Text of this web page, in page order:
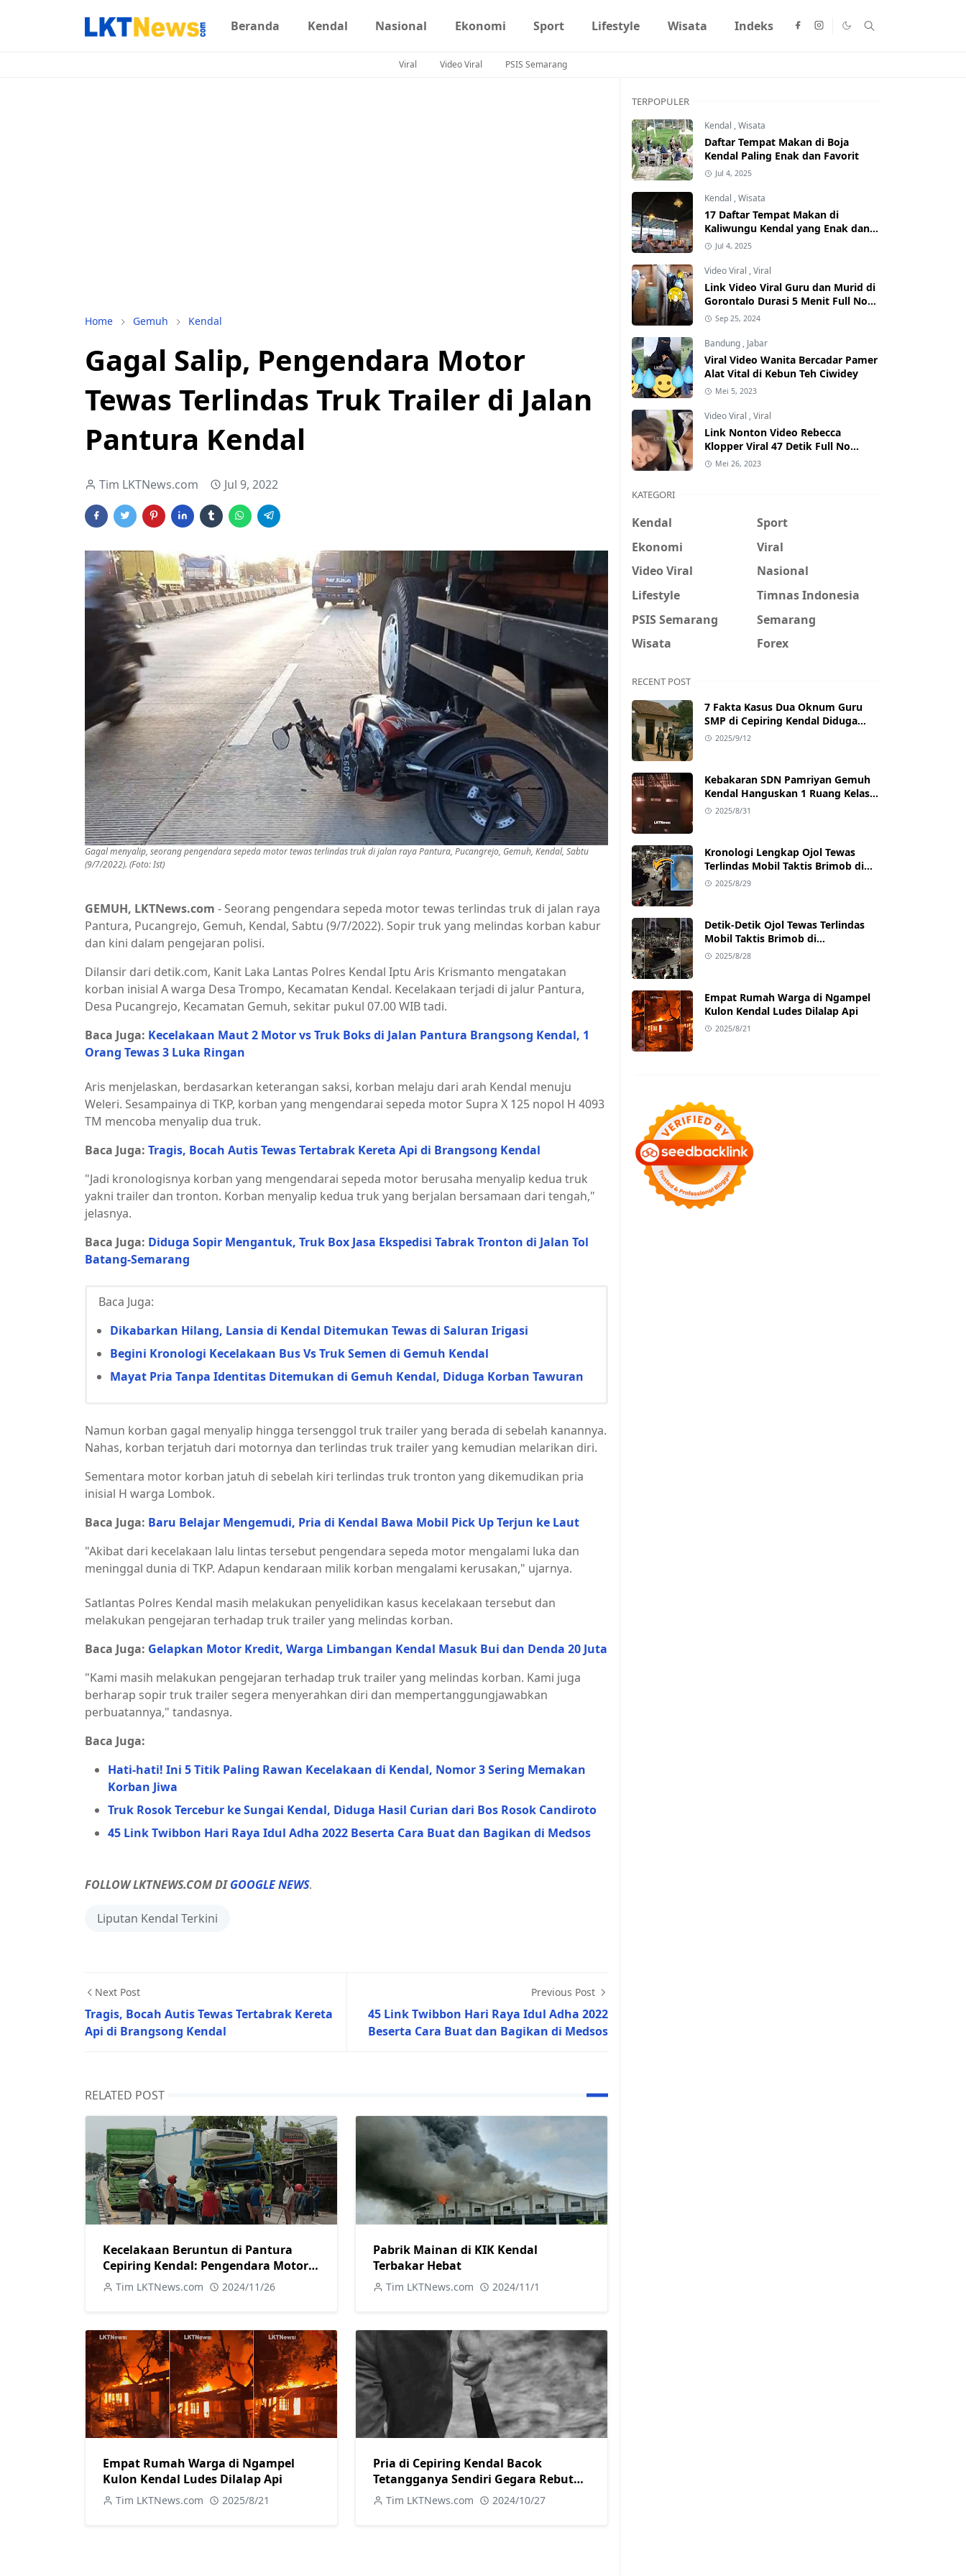
Beranda Kendal Nasional Ekonomi Sport Lifestyle Wisata Indeks
Viral Video Viral PSIS Semarang
Home Gemuh Kendal
Gagal Salip, Pengendara Motor
Tewas Terlindas Truk Trailer di Jalan
Pantura Kendal
Tim LKTNews.com Jul 9, 2022
Gagal menyalip, seorang pengendara sepeda motor tewas terlindas truk di jalan raya Pantura, Pucangrejo, Gemuh, Kendal, Sabtu
(9/7/2022). (Foto: Ist)
GEMUH, LKTNews.com - Seorang pengendara sepeda motor tewas terlindas truk di jalan raya
Pantura, Pucangrejo, Gemuh, Kendal, Sabtu (9/7/2022). Sopir truk yang melindas korban kabur
dan kini dalam pengejaran polisi.
Dilansir dari detik.com, Kanit Laka Lantas Polres Kendal Iptu Aris Krismanto mengatakan
korban inisial A warga Desa Trompo, Kecamatan Kendal. Kecelakaan terjadi di jalur Pantura,
Desa Pucangrejo, Kecamatan Gemuh, sekitar pukul 07.00 WIB tadi.
Baca Juga: Kecelakaan Maut 2 Motor vs Truk Boks di Jalan Pantura Brangsong Kendal, 1
Orang Tewas 3 Luka Ringan
Aris menjelaskan, berdasarkan keterangan saksi, korban melaju dari arah Kendal menuju
Weleri. Sesampainya di TKP, korban yang mengendarai sepeda motor Supra X 125 nopol H 4093
TM mencoba menyalip dua truk.
Baca Juga: Tragis, Bocah Autis Tewas Tertabrak Kereta Api di Brangsong Kendal
"Jadi kronologisnya korban yang mengendarai sepeda motor berusaha menyalip kedua truk
yakni trailer dan tronton. Korban menyalip kedua truk yang berjalan bersamaan dari tengah,"
jelasnya.
Baca Juga: Diduga Sopir Mengantuk, Truk Box Jasa Ekspedisi Tabrak Tronton di Jalan Tol
Batang-Semarang
Baca Juga:
Dikabarkan Hilang, Lansia di Kendal Ditemukan Tewas di Saluran Irigasi
Begini Kronologi Kecelakaan Bus Vs Truk Semen di Gemuh Kendal
Mayat Pria Tanpa Identitas Ditemukan di Gemuh Kendal, Diduga Korban Tawuran
Namun korban gagal menyalip hingga tersenggol truk trailer yang berada di sebelah kanannya.
Nahas, korban terjatuh dari motornya dan terlindas truk trailer yang kemudian melarikan diri.
Sementara motor korban jatuh di sebelah kiri terlindas truk tronton yang dikemudikan pria
inisial H warga Lombok.
Baca Juga: Baru Belajar Mengemudi, Pria di Kendal Bawa Mobil Pick Up Terjun ke Laut
"Akibat dari kecelakaan lalu lintas tersebut pengendara sepeda motor mengalami luka dan
meninggal dunia di TKP. Adapun kendaraan milik korban mengalami kerusakan," ujarnya.
Satlantas Polres Kendal masih melakukan penyelidikan kasus kecelakaan tersebut dan
melakukan pengejaran terhadap truk trailer yang melindas korban.
Baca Juga: Gelapkan Motor Kredit, Warga Limbangan Kendal Masuk Bui dan Denda 20 Juta
"Kami masih melakukan pengejaran terhadap truk trailer yang melindas korban. Kami juga
berharap sopir truk trailer segera menyerahkan diri dan mempertanggungjawabkan
perbuatannya," tandasnya.
Baca Juga:
Hati-hati! Ini 5 Titik Paling Rawan Kecelakaan di Kendal, Nomor 3 Sering Memakan
Korban Jiwa
Truk Rosok Tercebur ke Sungai Kendal, Diduga Hasil Curian dari Bos Rosok Candiroto
45 Link Twibbon Hari Raya Idul Adha 2022 Beserta Cara Buat dan Bagikan di Medsos
FOLLOW LKTNEWS.COM DIGOOGLE NEWS.
Liputan Kendal Terkini
Next Post
Tragis, Bocah Autis Tewas Tertabrak Kereta
Api di Brangsong Kendal
Previous Post
45 Link Twibbon Hari Raya Idul Adha 2022
Beserta Cara Buat dan Bagikan di Medsos
RELATED POST
Kecelakaan Beruntun di Pantura
Cepiring Kendal: Pengendara Motor
Tewas Terjepit Truk
Tim LKTNews.com 2024/11/26
Pabrik Mainan di KIK Kendal
Terbakar Hebat
Tim LKTNews.com 2024/11/1
Empat Rumah Warga di Ngampel
Kulon Kendal Ludes Dilalap Api
Tim LKTNews.com 2025/8/21
Pria di Cepiring Kendal Bacok
Tetangganya Sendiri Gegara Rebutan
Kepemilikan Ayam
Tim LKTNews.com 2024/10/27
TERPOPULER
Kendal ,Wisata
Daftar Tempat Makan di Boja
Kendal Paling Enak dan Favorit
Jul 4, 2025
Kendal ,Wisata
17 Daftar Tempat Makan di
Kaliwungu Kendal yang Enak dan
Populer
Jul 4, 2025
Video Viral ,Viral
Link Video Viral Guru dan Murid di
Gorontalo Durasi 5 Menit Full No
Sensor Bertebaran di Internet,
Hati-Hati Phising!
Sep 25, 2024
Bandung , Jabar
Viral Video Wanita Bercadar Pamer
Alat Vital di Kebun Teh Ciwidey
Mei 5, 2023
Video Viral ,Viral
Link Nonton Video Rebecca
Klopper Viral 47 Detik Full No
Sensor Bertebaran di Internet,
Mei 26, 2023
KATEGORI
Kendal
Sport
Ekonomi
Viral
Video Viral
Nasional
Lifestyle
Timnas Indonesia
PSIS Semarang
Semarang
Wisata
Forex
RECENT POST
7 Fakta Kasus Dua Oknum Guru
SMP di Cepiring Kendal Diduga
Berselingkuh: Kronologi,
2025/9/12
Kebakaran SDN Pamriyan Gemuh
Kendal Hanguskan 1 Ruang Kelas
dan Toilet
2025/8/31
Kronologi Lengkap Ojol Tewas
Terlindas Mobil Taktis Brimob di
Pejompongan, Ternyata Sedang
2025/8/29
Detik-Detik Ojol Tewas Terlindas
Mobil Taktis Brimob di
Pejompongan, Viral di Medsos
2025/8/28
Empat Rumah Warga di Ngampel
Kulon Kendal Ludes Dilalap Api
2025/8/21